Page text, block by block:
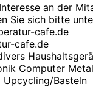
an der
Sie sich bitte
cafe.de
cafe.de
Computer
Basteln